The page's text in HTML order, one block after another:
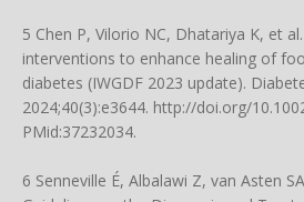
5 Chen P, Vilorio NC, Dhatariya K, et
interventions to enhance healing of
diabetes (IWGDF 2023 update).
2024;40(3):e3644. http://doi.org/
PMid:37232034.
6 Senneville É, Albalawi Z, van Asten